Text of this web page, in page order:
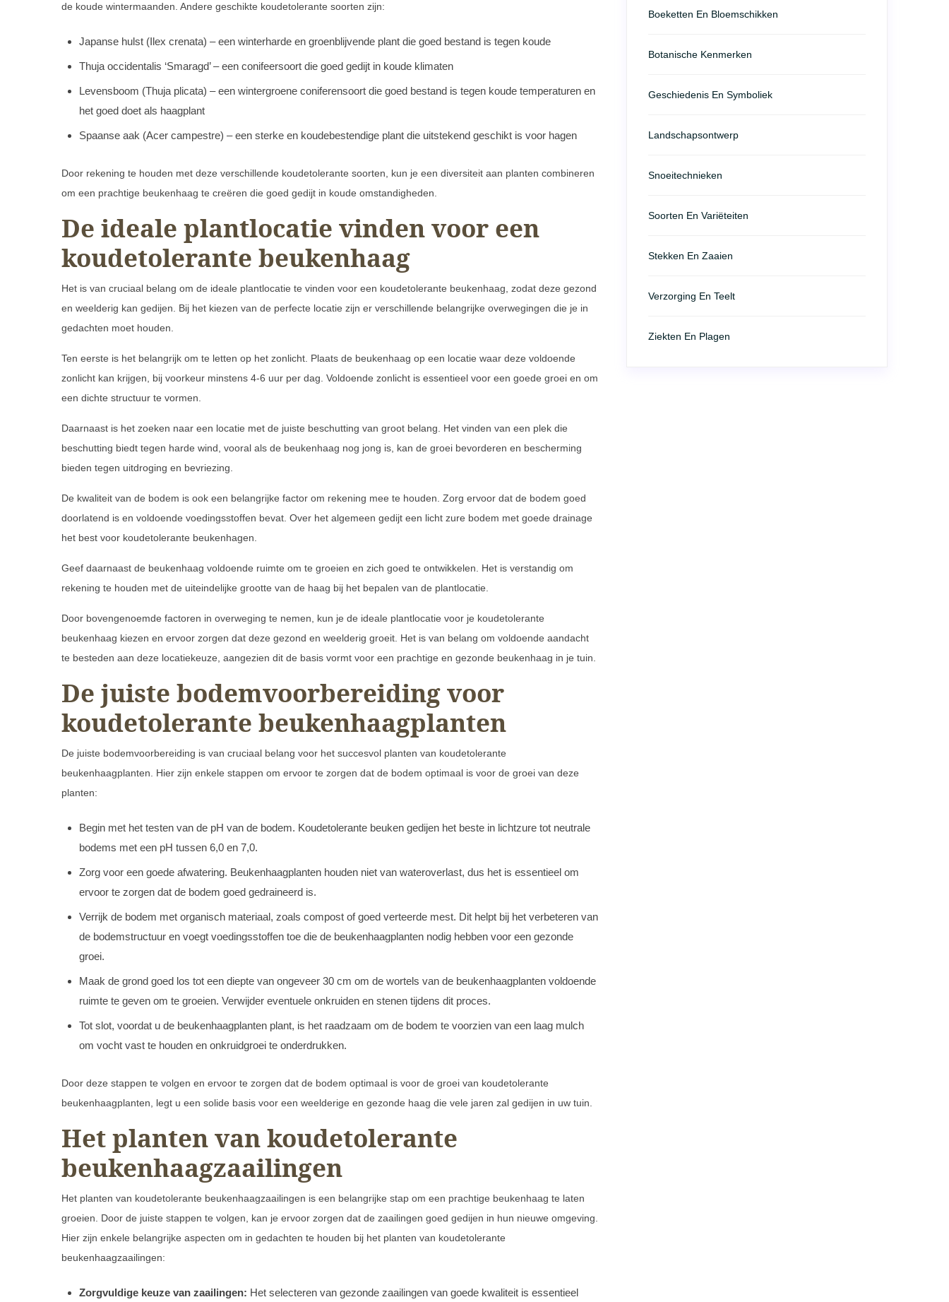
de koude wintermaanden. Andere geschikte koudetolerante soorten zijn:
Japanse hulst (Ilex crenata) – een winterharde en groenblijvende plant die goed bestand is tegen koude
Thuja occidentalis ‘Smaragd’ – een conifeersoort die goed gedijt in koude klimaten
Levensboom (Thuja plicata) – een wintergroene coniferensoort die goed bestand is tegen koude temperaturen en
het goed doet als haagplant
Spaanse aak (Acer campestre) – een sterke en koudebestendige plant die uitstekend geschikt is voor hagen
Door rekening te houden met deze verschillende koudetolerante soorten, kun je een diversiteit aan planten combineren
om een prachtige beukenhaag te creëren die goed gedijt in koude omstandigheden.
De ideale plantlocatie vinden voor een
koudetolerante beukenhaag
Het is van cruciaal belang om de ideale plantlocatie te vinden voor een koudetolerante beukenhaag, zodat deze gezond
en weelderig kan gedijen. Bij het kiezen van de perfecte locatie zijn er verschillende belangrijke overwegingen die je in
gedachten moet houden.
Ten eerste is het belangrijk om te letten op het zonlicht. Plaats de beukenhaag op een locatie waar deze voldoende
zonlicht kan krijgen, bij voorkeur minstens 4-6 uur per dag. Voldoende zonlicht is essentieel voor een goede groei en om
een dichte structuur te vormen.
Daarnaast is het zoeken naar een locatie met de juiste beschutting van groot belang. Het vinden van een plek die
beschutting biedt tegen harde wind, vooral als de beukenhaag nog jong is, kan de groei bevorderen en bescherming
bieden tegen uitdroging en bevriezing.
De kwaliteit van de bodem is ook een belangrijke factor om rekening mee te houden. Zorg ervoor dat de bodem goed
doorlatend is en voldoende voedingsstoffen bevat. Over het algemeen gedijt een licht zure bodem met goede drainage
het best voor koudetolerante beukenhagen.
Geef daarnaast de beukenhaag voldoende ruimte om te groeien en zich goed te ontwikkelen. Het is verstandig om
rekening te houden met de uiteindelijke grootte van de haag bij het bepalen van de plantlocatie.
Door bovengenoemde factoren in overweging te nemen, kun je de ideale plantlocatie voor je koudetolerante
beukenhaag kiezen en ervoor zorgen dat deze gezond en weelderig groeit. Het is van belang om voldoende aandacht
te besteden aan deze locatiekeuze, aangezien dit de basis vormt voor een prachtige en gezonde beukenhaag in je tuin.
De juiste bodemvoorbereiding voor
koudetolerante beukenhaagplanten
De juiste bodemvoorbereiding is van cruciaal belang voor het succesvol planten van koudetolerante
beukenhaagplanten. Hier zijn enkele stappen om ervoor te zorgen dat de bodem optimaal is voor de groei van deze
planten:
Begin met het testen van de pH van de bodem. Koudetolerante beuken gedijen het beste in lichtzure tot neutrale
bodems met een pH tussen 6,0 en 7,0.
Zorg voor een goede afwatering. Beukenhaagplanten houden niet van wateroverlast, dus het is essentieel om
ervoor te zorgen dat de bodem goed gedraineerd is.
Verrijk de bodem met organisch materiaal, zoals compost of goed verteerde mest. Dit helpt bij het verbeteren van
de bodemstructuur en voegt voedingsstoffen toe die de beukenhaagplanten nodig hebben voor een gezonde
groei.
Maak de grond goed los tot een diepte van ongeveer 30 cm om de wortels van de beukenhaagplanten voldoende
ruimte te geven om te groeien. Verwijder eventuele onkruiden en stenen tijdens dit proces.
Tot slot, voordat u de beukenhaagplanten plant, is het raadzaam om de bodem te voorzien van een laag mulch
om vocht vast te houden en onkruidgroei te onderdrukken.
Door deze stappen te volgen en ervoor te zorgen dat de bodem optimaal is voor de groei van koudetolerante
beukenhaagplanten, legt u een solide basis voor een weelderige en gezonde haag die vele jaren zal gedijen in uw tuin.
Het planten van koudetolerante
beukenhaagzaailingen
Het planten van koudetolerante beukenhaagzaailingen is een belangrijke stap om een prachtige beukenhaag te laten
groeien. Door de juiste stappen te volgen, kan je ervoor zorgen dat de zaailingen goed gedijen in hun nieuwe omgeving.
Hier zijn enkele belangrijke aspecten om in gedachten te houden bij het planten van koudetolerante
beukenhaagzaailingen:
Zorgvuldige keuze van zaailingen: Het selecteren van gezonde zaailingen van goede kwaliteit is essentieel
Boeketten En Bloemschikken
Botanische Kenmerken
Geschiedenis En Symboliek
Landschapsontwerp
Snoeitechnieken
Soorten En Variëteiten
Stekken En Zaaien
Verzorging En Teelt
Ziekten En Plagen